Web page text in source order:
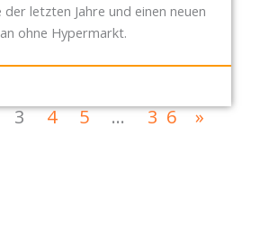
der letzten Jahre und einen neuen
ohne Hypermarkt.
3 4 5 … 36 »